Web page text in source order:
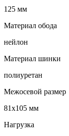
125 мм
Материал обода
нейлон
Материал шинки
полиуретан
Межосевой размер
81х105 мм
Нагрузка